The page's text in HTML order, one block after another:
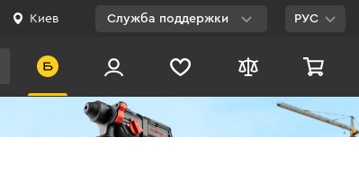
Киев Служба поддержки РУС